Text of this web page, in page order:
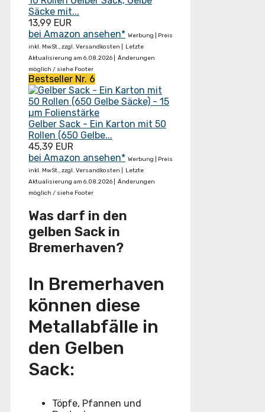
Säcke mit...
13,99 EUR
bei Amazon ansehen* Werbung | Preis
inkl. MwSt., zzgl. Versandkosten |
Letzte
Aktualisierung am 6.08.2026 |
Änderungen
möglich / siehe Footer
Bestseller Nr. 6
Gelber Sack - Ein Karton mit 50
Rollen (650 Gelbe...
45,39 EUR
bei Amazon ansehen* Werbung | Preis
inkl. MwSt., zzgl. Versandkosten |
Letzte
Aktualisierung am 6.08.2026 |
Änderungen
möglich / siehe Footer
Was darf in den
gelben Sack in
Bremerhaven?
In Bremerhaven
können diese
Metallabfälle in
den Gelben
Sack:
Töpfe, Pfannen und